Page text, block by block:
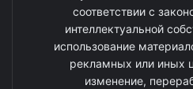
соответствии с
интеллектуальной
использование
рекламных или иных
изменение,